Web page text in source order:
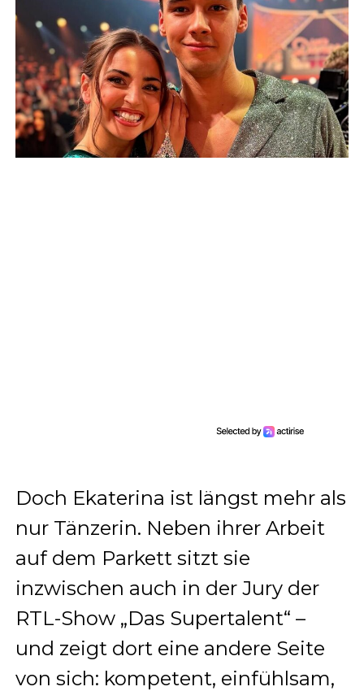
Doch Ekaterina ist längst mehr als
nur Tänzerin. Neben ihrer Arbeit
auf dem Parkett sitzt sie
inzwischen auch in der Jury der
RTL-Show „Das Supertalent“ –
und zeigt dort eine andere Seite
von sich: kompetent, einfühlsam,